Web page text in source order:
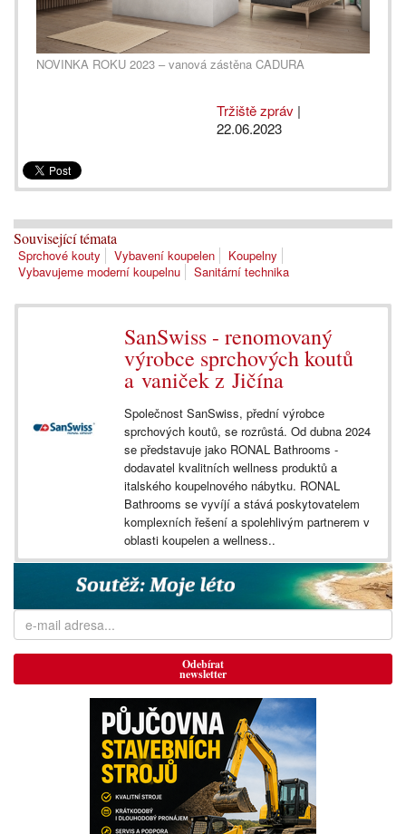
NOVINKA ROKU 2023 – vanová zástěna CADURA
Tržiště zpráv |
22.06.2023
Související témata
Sprchové kouty Vybavení koupelen
Koupelny
Vybavujeme moderní koupelnu
Sanitární technika
SanSwiss - renomovaný
výrobce sprchových koutů
a vaniček z Jičína
Společnost SanSwiss, přední výrobce
sprchových koutů, se rozrůstá. Od dubna 2024
se představuje jako RONAL Bathrooms -
dodavatel kvalitních wellness produktů a
italského koupelnového nábytku. RONAL
Bathrooms se vyvíjí a stává poskytovatelem
komplexních řešení a spolehlivým partnerem v
oblasti koupelen a wellness..
Odebírat
newsletter